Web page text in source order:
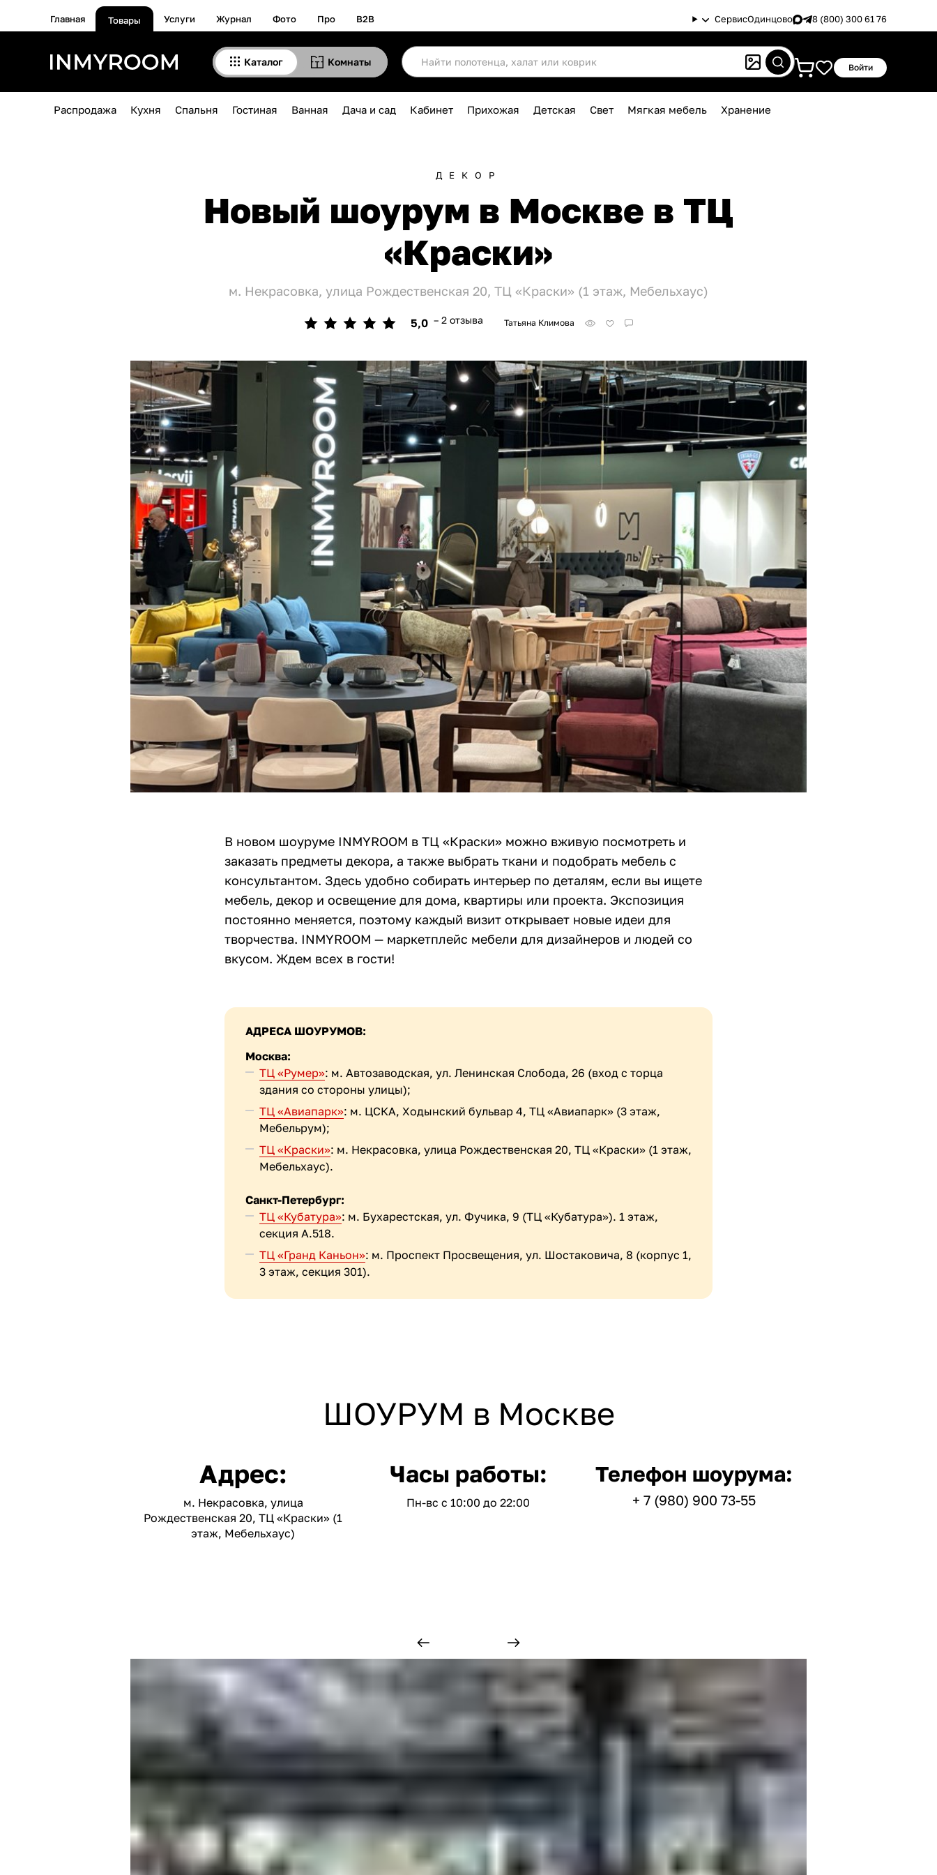
Главная Товары Услуги Журнал Фото Про B2B СервисОдинцово 8 (800) 300 61 76
Каталог Комнаты Войти
Распродажа Кухня Спальня Гостиная Ванная Дача и сад Кабинет Прихожая Детская Свет Мягкая мебель Хранение
ДЕКОР
Новый шоурум в Москве в ТЦ
«Краски»
м. Некрасовка, улица Рождественская 20, ТЦ «Краски» (1 этаж, Мебельхаус)
5,0 – 2 отзыва Татьяна Климова
В новом шоуруме INMYROOM в ТЦ «Краски» можно вживую посмотреть и
заказать предметы декора, а также выбрать ткани и подобрать мебель с
консультантом. Здесь удобно собирать интерьер по деталям, если вы ищете
мебель, декор и освещение для дома, квартиры или проекта. Экспозиция
постоянно меняется, поэтому каждый визит открывает новые идеи для
творчества. INMYROOM — маркетплейс мебели для дизайнеров и людей со
вкусом. Ждем всех в гости!
АДРЕСА ШОУРУМОВ:
Москва:
ТЦ «Румер»: м. Автозаводская, ул. Ленинская Слобода, 26 (вход с торца
здания со стороны улицы);
ТЦ «Авиапарк»: м. ЦСКА, Ходынский бульвар 4, ТЦ «Авиапарк» (3 этаж,
Мебельрум);
ТЦ «Краски»: м. Некрасовка, улица Рождественская 20, ТЦ «Краски» (1 этаж,
Мебельхаус).
Санкт-Петербург:
ТЦ «Кубатура»: м. Бухарестская, ул. Фучика, 9 (ТЦ «Кубатура»). 1 этаж,
секция А.518.
ТЦ «Гранд Каньон»: м. Проспект Просвещения, ул. Шостаковича, 8 (корпус 1,
3 этаж, секция 301).
ШОУРУМ в Москве
Адрес:
м. Некрасовка, улица
Рождественская 20, ТЦ «Краски» (1
этаж, Мебельхаус)
Часы работы:
Пн-вс с 10:00 до 22:00
Телефон шоурума:
+ 7 (980) 900 73-55